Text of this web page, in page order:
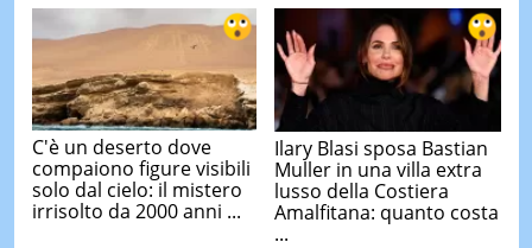
C'è un deserto dove
compaiono figure visibili
solo dal cielo: il mistero
irrisolto da 2000 anni ...
Ilary Blasi sposa Bastian
Muller in una villa extra
lusso della Costiera
Amalfitana: quanto costa
...